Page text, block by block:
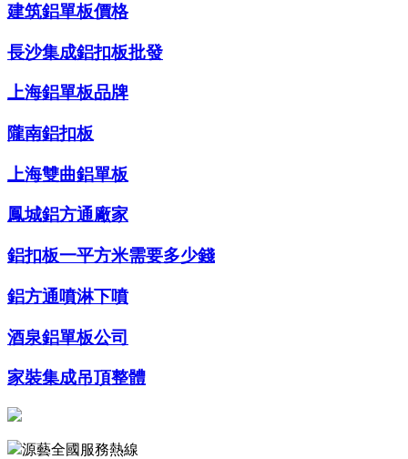
建筑鋁單板價格
長沙集成鋁扣板批發
上海鋁單板品牌
隴南鋁扣板
上海雙曲鋁單板
鳳城鋁方通廠家
鋁扣板一平方米需要多少錢
鋁方通噴淋下噴
酒泉鋁單板公司
家裝集成吊頂整體
源藝全國服務熱線